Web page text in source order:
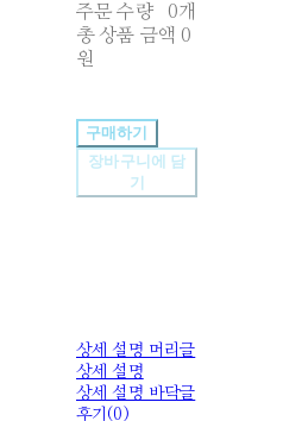
주문 수량
0개
총 상품 금액 0
원
구매하기
장바구니에 담
기
상세 설명 머리글
상세 설명
상세 설명 바닥글
후기(0)